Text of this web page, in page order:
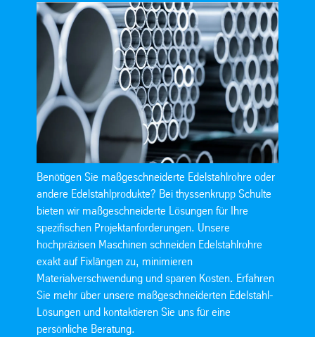
Benötigen Sie maßgeschneiderte Edelstahlrohre oder
andere Edelstahlprodukte? Bei thyssenkrupp Schulte
bieten wir maßgeschneiderte Lösungen für Ihre
spezifischen Projektanforderungen. Unsere
hochpräzisen Maschinen schneiden Edelstahlrohre
exakt auf Fixlängen zu, minimieren
Materialverschwendung und sparen Kosten. Erfahren
Sie mehr über unsere maßgeschneiderten Edelstahl-
Lösungen und kontaktieren Sie uns für eine
persönliche Beratung.